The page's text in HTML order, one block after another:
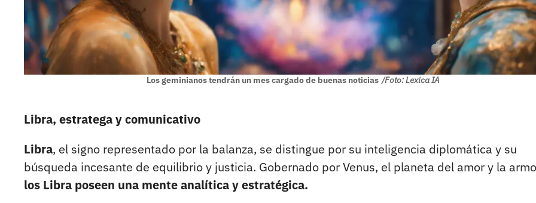
Los geminianos tendrán un mes cargado de buenas noticias /Foto: Lexica IA
Libra, estratega y comunicativo
Libra, el signo representado por la balanza, se distingue por su inteligencia diplomática y su
búsqueda incesante de equilibrio y justicia. Gobernado por Venus, el planeta del amor y la
los Libra poseen una mente analítica y estratégica.